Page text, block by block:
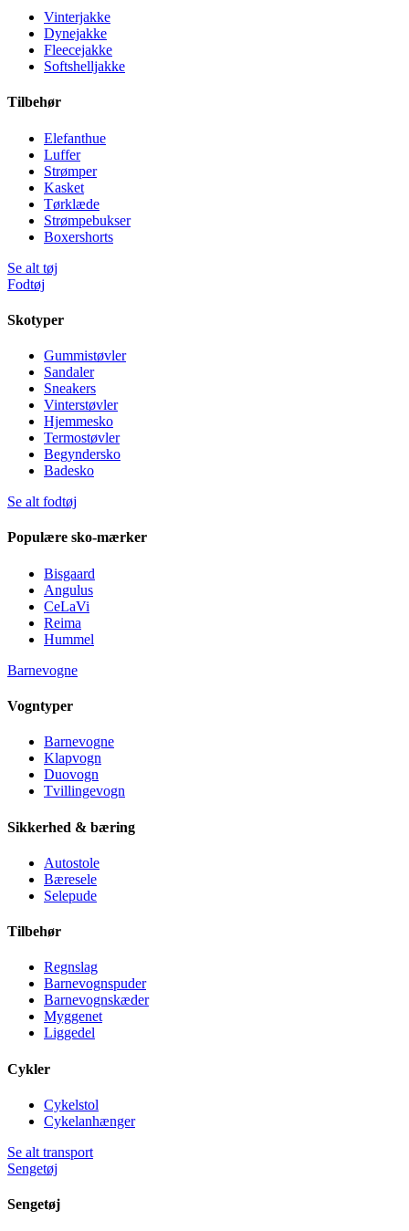
Vinterjakke
Dynejakke
Fleecejakke
Softshelljakke
Tilbehør
Elefanthue
Luffer
Strømper
Kasket
Tørklæde
Strømpebukser
Boxershorts
Se alt tøj
Fodtøj
Skotyper
Gummistøvler
Sandaler
Sneakers
Vinterstøvler
Hjemmesko
Termostøvler
Begyndersko
Badesko
Se alt fodtøj
Populære sko-mærker
Bisgaard
Angulus
CeLaVi
Reima
Hummel
Barnevogne
Vogntyper
Barnevogne
Klapvogn
Duovogn
Tvillingevogn
Sikkerhed & bæring
Autostole
Bæresele
Selepude
Tilbehør
Regnslag
Barnevognspuder
Barnevognskæder
Myggenet
Liggedel
Cykler
Cykelstol
Cykelanhænger
Se alt transport
Sengetøj
Sengetøj